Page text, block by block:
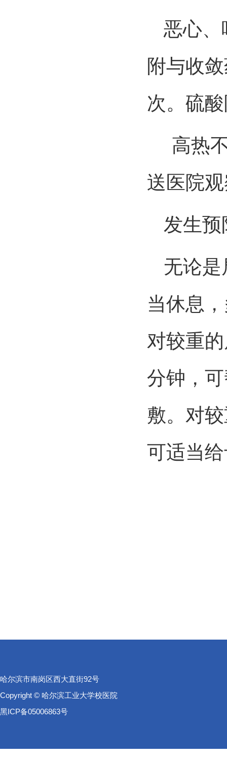
恶心、
附与收
次。硫
高热不
送医院
发生预
无论是
当休息
对较重
分钟，
敷。对
可适当
哈尔滨市南岗区西大直街92号
Copyright © 哈尔滨工业大学校医院
黑ICP备05006863号